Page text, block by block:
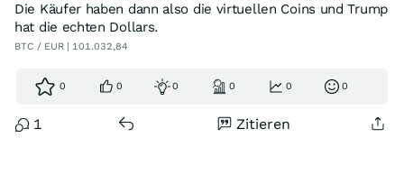
Die Käufer haben dann also die virtuellen Coins und Trump
hat die echten Dollars.
BTC / EUR | 101.032,84
0 0 0 0 0 0
1 Zitieren